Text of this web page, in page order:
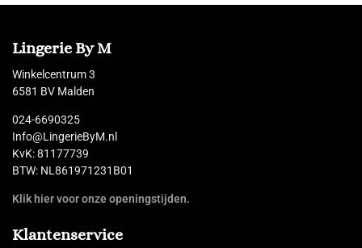
Lingerie By M
Winkelcentrum 3
6581 BV Malden
024-6690325
Info@LingerieByM.nl
KvK: 81177739
BTW: NL861971231B01
Klik hier voor onze openingstijden.
Klantenservice